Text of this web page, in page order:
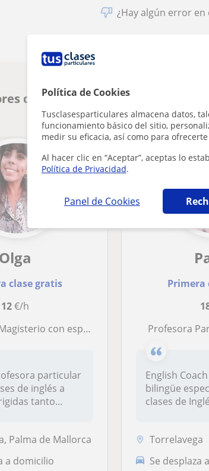
Política de Cookies
Tusclasesparticulares almacena datos,
funcionamiento básico del sitio,
medir su eficacia, así como para
Al hacer clic en “Aceptar”, aceptas lo
Política de Privacidad.
Panel de Cookies
¿Hay algún error en
de Inglés en Torrelavega que
Olga
clase gratis
12€/h
en inglés ofrece clases para niveles de Primaria y ESO
particular
de inglés a
tanto...
Palma de Mallorca
a domicilio
Primera
Profesora
English
bilingüe
clases de
Torrelavega
Se desplaza